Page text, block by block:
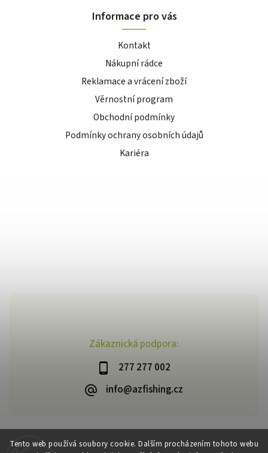
Tento web používá soubory cookie. Dalším procházením tohoto webu
Zákaznická podpora:
277 277 002
info@azfishing.cz
Informace pro vás
Kontakt
Nákupní rádce
Reklamace a vrácení zboží
Věrnostní program
Obchodní podmínky
Podmínky ochrany osobních údajů
Kariéra